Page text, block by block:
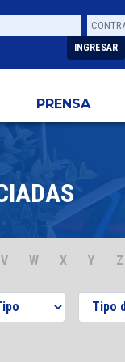
INGRESAR
PRENSA
V W X Y Z